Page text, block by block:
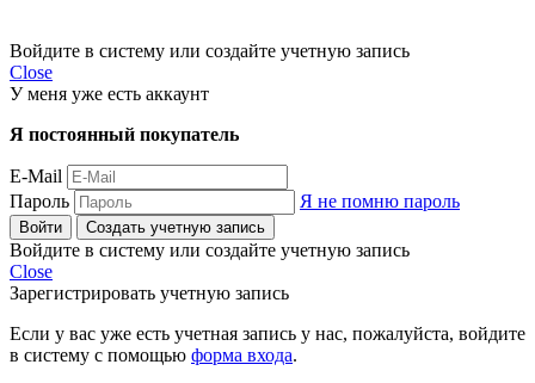
Войдите в систему или создайте учетную запись
Close
У меня уже есть аккаунт
Я постоянный покупатель
E-Mail
Пароль
Я не помню пароль
Войти Создать учетную запись
Войдите в систему или создайте учетную запись
Close
Зарегистрировать учетную запись
Если у вас уже есть учетная запись у нас, пожалуйста, войдите
в систему с помощью форма входа.